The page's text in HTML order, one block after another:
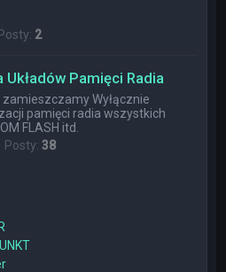
2
Układów Pamięci Radia
Wyłącznie
pamięci radia wszystkich
FLASH itd.
38